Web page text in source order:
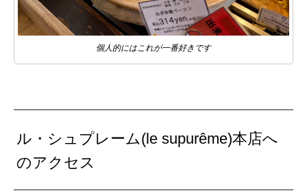
個人的にはこれが一番好きです
ル・シュプレーム(le supurême)本店へ
のアクセス